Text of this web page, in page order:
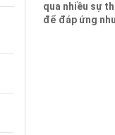
qua nhiều sự
để đáp ứng